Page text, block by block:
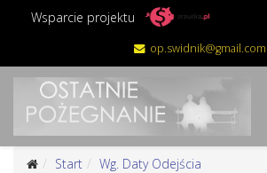
Wsparcie projektu
op.swidnik@gmail.com
Start
Wg. Daty Odejścia